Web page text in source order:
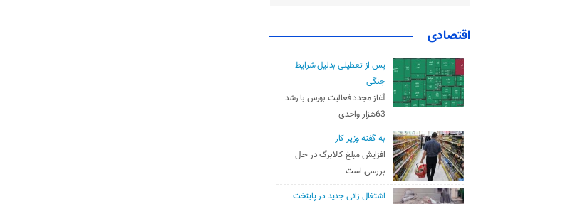
اقتصادی
پس از تعطیلی بدلیل شرایط
جنگی
آغاز مجدد فعالیت بورس با رشد
63هزار واحدی
به گفته وزیر کار
افزایش مبلغ کالابرگ در حال
بررسی است
اشتغال زائی جدید در پایتخت